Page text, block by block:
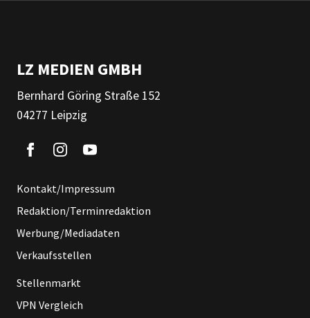
LZ MEDIEN GMBH
Bernhard Göring Straße 152
04277 Leipzig
Kontakt/Impressum
Redaktion/Terminredaktion
Werbung/Mediadaten
Verkaufsstellen
Stellenmarkt
VPN Vergleich